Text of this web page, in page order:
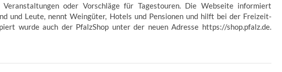
oder Vorschläge für Tagestouren. Die Webseite informiert
und Leute, nennt Weingüter, Hotels und Pensionen und hilft bei der Freizeit-
wurde auch der PfalzShop unter der neuen Adresse https://shop.pfalz.de.